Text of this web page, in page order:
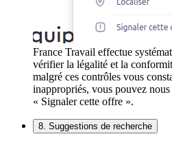
France Travail effectue
vérifier la légalité et la
malgré ces contrôles vous
inappropriés, vous pouvez
« Signaler cette offre ».
8. Suggestions de recherche